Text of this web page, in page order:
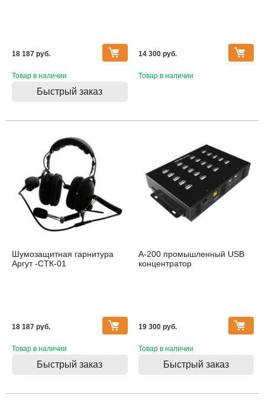
18 187 pуб.
Товар в наличии
Быстрый заказ
14 300 pуб.
Товар в наличии
Шумозащитная гарнитура
Аргут -СТК-01
18 187 pуб.
Товар в наличии
Быстрый заказ
A-200 промышленный USB
концентратор
19 300 pуб.
Товар в наличии
Быстрый заказ